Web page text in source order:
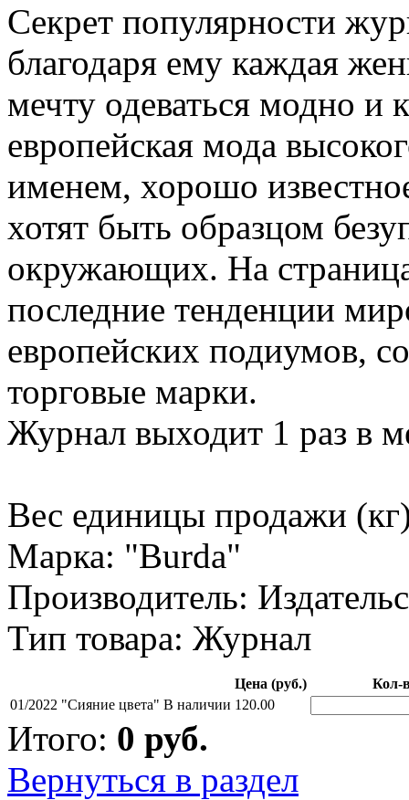
Секрет популярности
благодаря ему каждая
мечту одеваться модно
европейская мода
именем, хорошо
хотят быть образцом
окружающих. На
последние тенденции
европейских подиумов,
торговые марки.
Журнал выходит 1 раз в
Вес единицы продажи
Марка: "Burda"
Производитель:
Тип товара: Журнал
Цена (руб.)
Кол-
01/2022 "Сияние цвета" В наличии 120.00
Итого: 0 руб.
Вернуться в раздел